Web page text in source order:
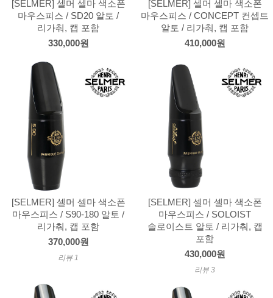
[SELMER] 셀머 셀마 색소폰
마우스피스 / SD20 알토 /
리가춰, 캡 포함
330,000원
[SELMER] 셀머 셀마 색소폰
마우스피스 / CONCEPT 컨셉트
알토 / 리가춰, 캡 포함
410,000원
[SELMER] 셀머 셀마 색소폰
마우스피스 / S90-180 알토 /
리가춰, 캡 포함
370,000원
리뷰 1
[SELMER] 셀머 셀마 색소폰
마우스피스 / SOLOIST
솔로이스트 알토 / 리가춰, 캡
포함
430,000원
리뷰 3